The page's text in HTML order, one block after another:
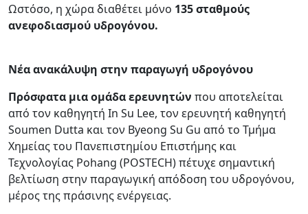
Ωστόσο, η χώρα διαθέτει μόνο 135 σταθμούς
ανεφοδιασμού υδρογόνου.
Νέα ανακάλυψη στην παραγωγή υδρογόνου
Πρόσφατα μια ομάδα ερευνητών που αποτελείται
από τον καθηγητή In Su Lee, τον ερευνητή καθηγητή
Soumen Dutta και τον Byeong Su Gu από το Τμήμα
Χημείας του Πανεπιστημίου Επιστήμης και
Τεχνολογίας Pohang (POSTECH) πέτυχε σημαντική
βελτίωση στην παραγωγική απόδοση του υδρογόνου,
μέρος της πράσινης ενέργειας.